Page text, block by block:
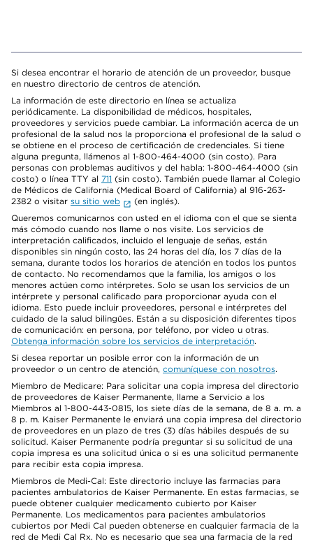
Si desea encontrar el horario de atención de un proveedor, busque
en nuestro directorio de centros de atención.
La información de este directorio en línea se actualiza
periódicamente. La disponibilidad de médicos, hospitales,
proveedores y servicios puede cambiar. La información acerca de un
profesional de la salud nos la proporciona el profesional de la salud o
se obtiene en el proceso de certificación de credenciales. Si tiene
alguna pregunta, llámenos al 1-800-464-4000 (sin costo). Para
personas con problemas auditivos y del habla: 1-800-464-4000 (sin
costo) o línea TTY al 711 (sin costo). También puede llamar al Colegio
de Médicos de California (Medical Board of California) al 916-263-
2382 o visitar su sitio web
(en inglés).
Queremos comunicarnos con usted en el idioma con el que se sienta
más cómodo cuando nos llame o nos visite. Los servicios de
interpretación calificados, incluido el lenguaje de señas, están
disponibles sin ningún costo, las 24 horas del día, los 7 días de la
semana, durante todos los horarios de atención en todos los puntos
de contacto. No recomendamos que la familia, los amigos o los
menores actúen como intérpretes. Solo se usan los servicios de un
intérprete y personal calificado para proporcionar ayuda con el
idioma. Esto puede incluir proveedores, personal e intérpretes del
cuidado de la salud bilingües. Están a su disposición diferentes tipos
de comunicación: en persona, por teléfono, por video u otras.
Obtenga información sobre los servicios de interpretación.
Si desea reportar un posible error con la información de un
proveedor o un centro de atención, comuníquese con nosotros.
Miembro de Medicare: Para solicitar una copia impresa del directorio
de proveedores de Kaiser Permanente, llame a Servicio a los
Miembros al 1-800-443-0815, los siete días de la semana, de 8 a. m. a
8 p. m. Kaiser Permanente le enviará una copia impresa del directorio
de proveedores en un plazo de tres (3) días hábiles después de su
solicitud. Kaiser Permanente podría preguntar si su solicitud de una
copia impresa es una solicitud única o si es una solicitud permanente
para recibir esta copia impresa.
Miembros de Medi-Cal: Este directorio incluye las farmacias para
pacientes ambulatorios de Kaiser Permanente. En estas farmacias, se
puede obtener cualquier medicamento cubierto por Kaiser
Permanente. Los medicamentos para pacientes ambulatorios
cubiertos por Medi Cal pueden obtenerse en cualquier farmacia de la
red de Medi Cal Rx. No es necesario que sea una farmacia de la red